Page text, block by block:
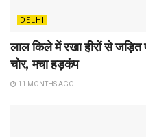
DELHI
लाल किले में रखा हीरों से
चोर, मचा हड़कंप
11 MONTHS AGO